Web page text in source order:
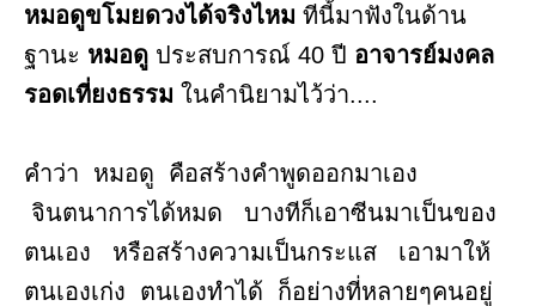
หมอดูขโมยดวงได้จริงไหม ทีนี้มาฟังในด้าน
ฐานะ หมอดู ประสบการณ์ 40 ปี อาจารย์มงคล
รอดเที่ยงธรรม ในคำนิยามไว้ว่า....
คำว่า หมอดู คือสร้างคำพูดออกมาเอง
จินตนาการได้หมด บางทีก็เอาซีนมาเป็นของ
ตนเอง หรือสร้างความเป็นกระแส เอามาให้
ตนเองเก่ง ตนเองทำได้ ก็อย่างที่หลายๆคนอยู่